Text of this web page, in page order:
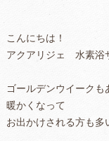
こんにちは！
アクアリジェ 水素浴
ゴールデンウイーク
暖かくなって
お出かけされる方も多